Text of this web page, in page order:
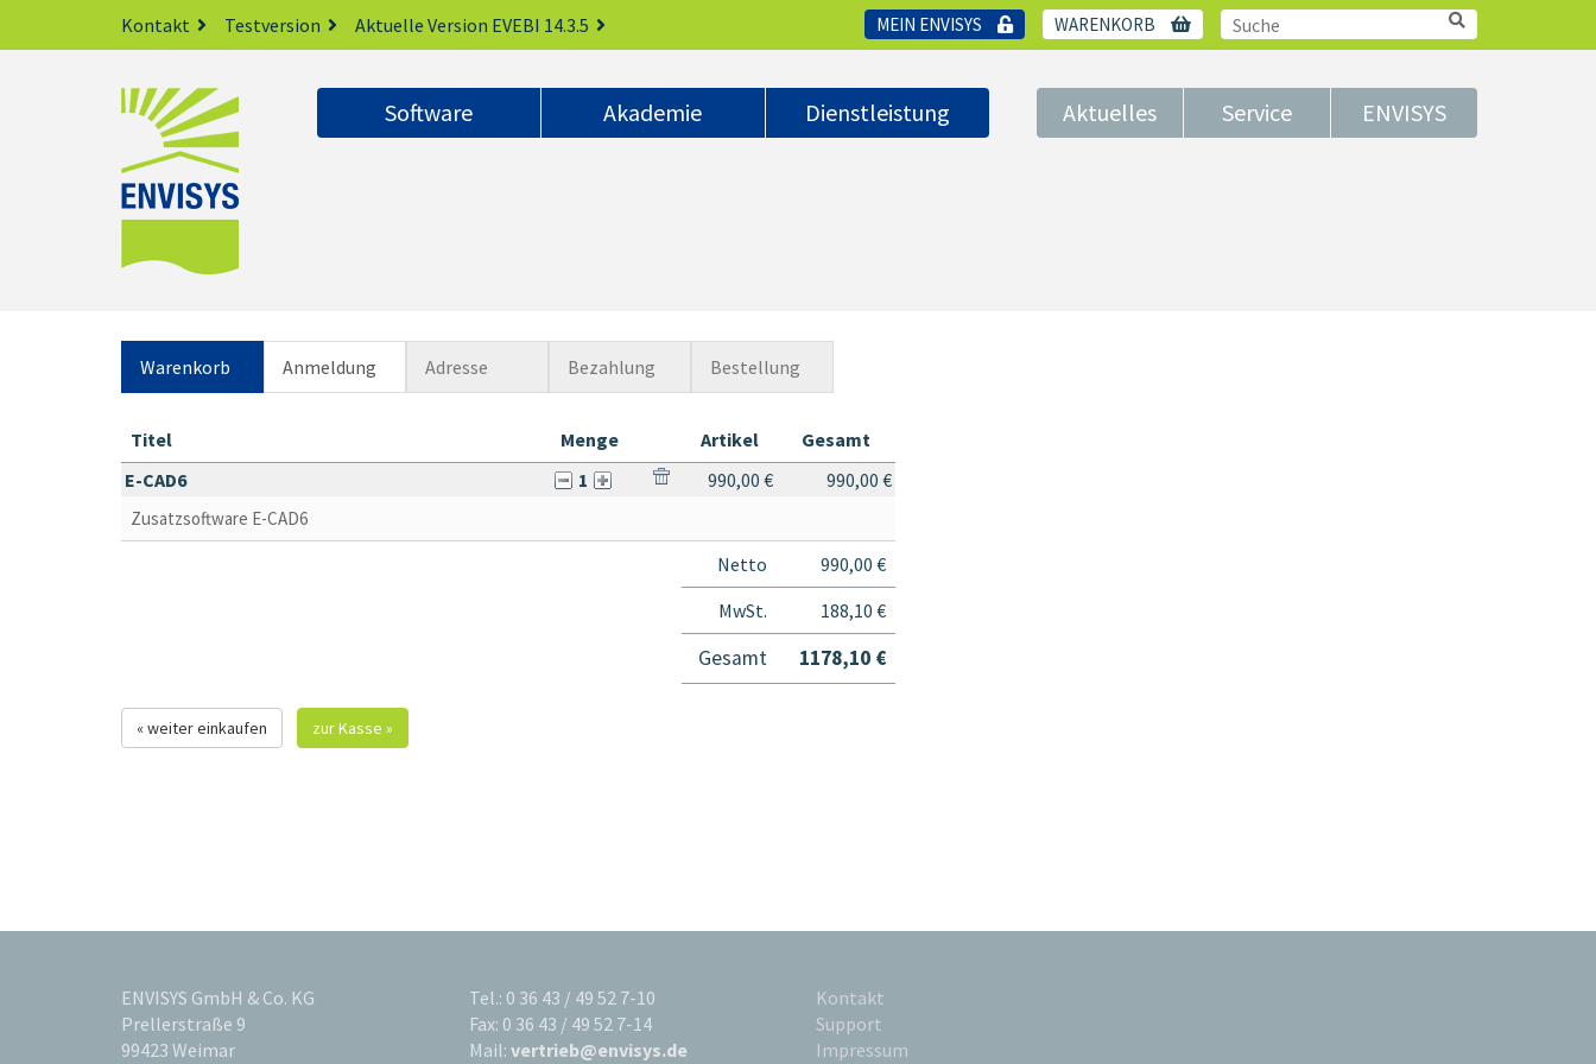
Kontakt Testversion Aktuelle Version EVEBI 14.3.5 WARENKORB
MEIN ENVISYS
Software Akademie Dienstleistung Aktuelles Service ENVISYS
Warenkorb Anmeldung Adresse Bezahlung Bestellung
Titel Menge Artikel
Gesamt
E-CAD6
1 990,00 € 990,00 €
Zusatzsoftware E-CAD6
Netto
990,00 €
MwSt.
188,10 €
Gesamt 1178,10 €
« weiter einkaufen zur Kasse »
ENVISYS GmbH & Co. KG
Prellerstraße 9
99423 Weimar
Tel.: 0 36 43 / 49 52 7-10
Fax: 0 36 43 / 49 52 7-14
Mail: vertrieb@envisys.de
Kontakt
Support
Impressum